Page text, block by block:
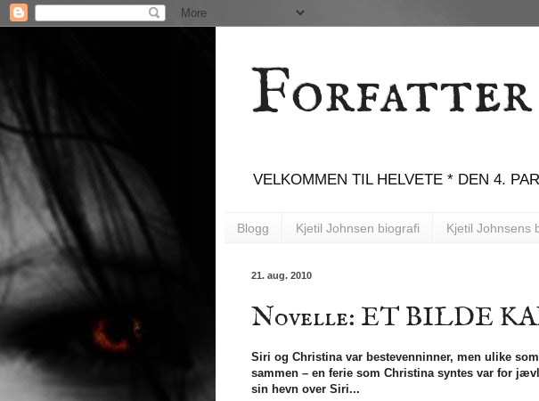
Forfatter
VELKOMMEN TIL HELVETE * DEN 4.
Blogg Kjetil Johnsen biografi Kjetil Johnsens
21. aug. 2010
Novelle: ET BILDE
Siri og Christina var bestevenninner, men ulike
sammen – en ferie som Christina syntes var for
sin hevn over Siri...